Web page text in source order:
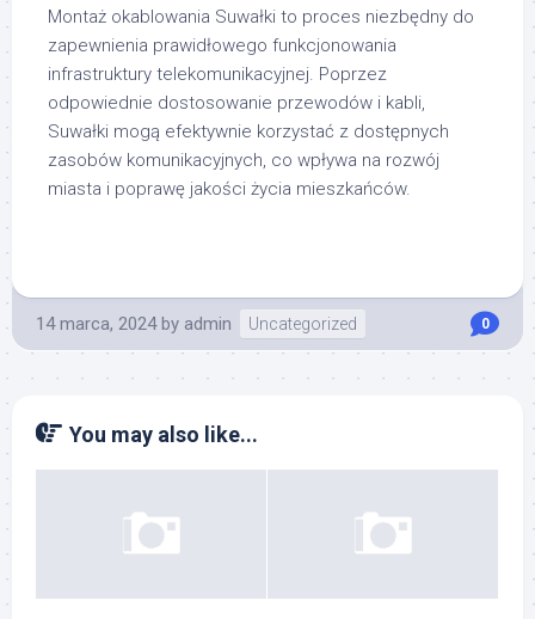
Montaż okablowania Suwałki to proces niezbędny do
zapewnienia prawidłowego funkcjonowania
infrastruktury telekomunikacyjnej. Poprzez
odpowiednie dostosowanie przewodów i kabli,
Suwałki mogą efektywnie korzystać z dostępnych
zasobów komunikacyjnych, co wpływa na rozwój
miasta i poprawę jakości życia mieszkańców.
14 marca, 2024 by admin Uncategorized 0
You may also like...